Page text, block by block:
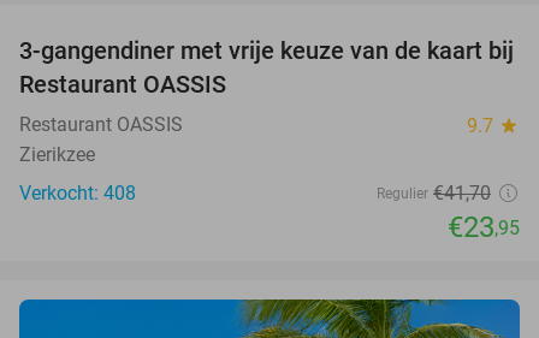
43%
3-gangendiner met vrije keuze van de kaart bij
Restaurant OASSIS
Restaurant OASSIS 9.7 star
Zierikzee
Verkocht: 408
Regulier €41,70
€23,95